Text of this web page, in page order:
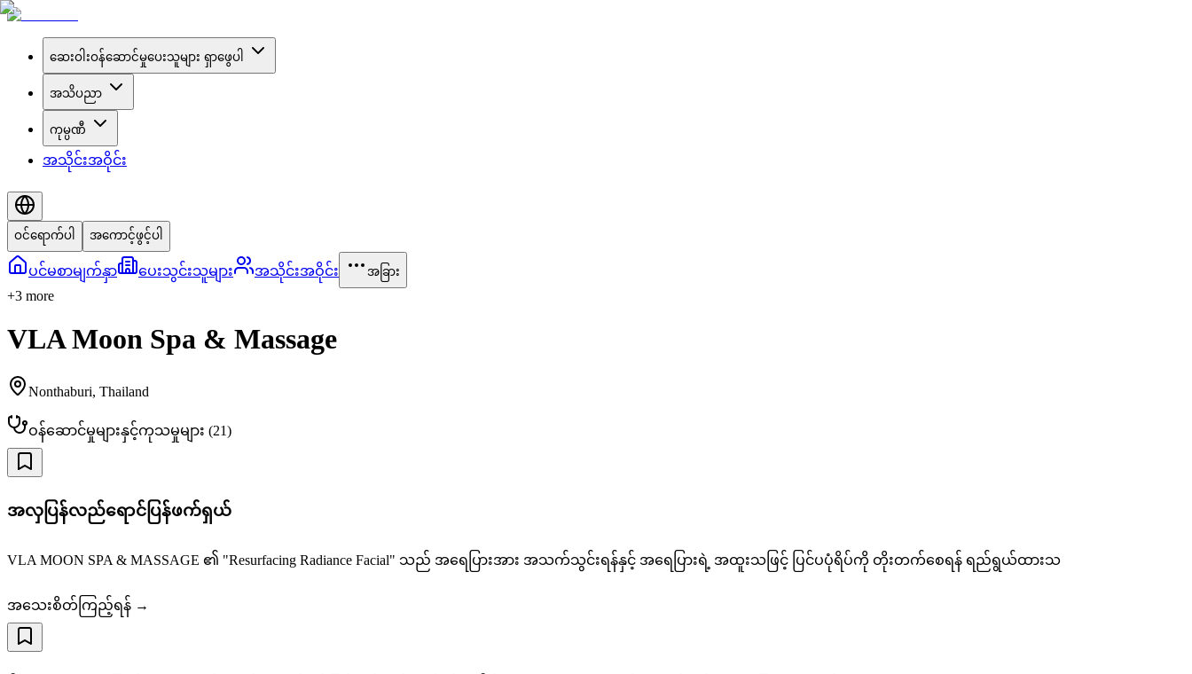
ဆေးဝါးဝန်ဆောင်မှုပေးသူများ ရှာဖွေပါ
အသိပညာ
ကုမ္ပဏီ
အသိုင်းအဝိုင်း
ဝင်ရောက်ပါ အကောင့်ဖွင့်ပါ
ပင်မစာမျက်နှာ ပေးသွင်းသူများ အသိုင်းအဝိုင်း အခြား
+3 more
VLA Moon Spa & Massage
Nonthaburi, Thailand
ဝန်ဆောင်မှုများနှင့်ကုသမှုများ (21)
အလှပြန်လည်ရောင်ပြန်ဖက်ရှယ်
VLA MOON SPA & MASSAGE ၏ "Resurfacing Radiance Facial" သည် အရေပြားအား အသက်သွင်းရန်နှင့် အရေပြားရဲ့ အထူးသဖြင့် ပြင်ပပုံရိပ်ကို တိုးတက်စေရန် ရည်ရွယ်ထားသ
အသေးစိတ်ကြည့်ရန် →